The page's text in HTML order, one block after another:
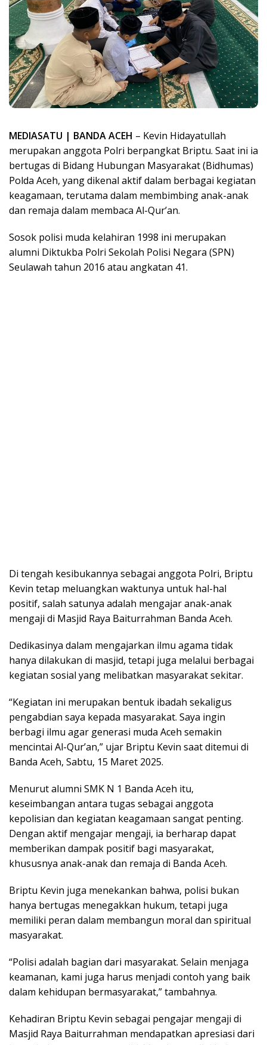
MEDIASATU | BANDA ACEH – Kevin Hidayatullah
merupakan anggota Polri berpangkat Briptu. Saat ini ia
bertugas di Bidang Hubungan Masyarakat (Bidhumas)
Polda Aceh, yang dikenal aktif dalam berbagai kegiatan
keagamaan, terutama dalam membimbing anak-anak
dan remaja dalam membaca Al-Qur’an.
Sosok polisi muda kelahiran 1998 ini merupakan
alumni Diktukba Polri Sekolah Polisi Negara (SPN)
Seulawah tahun 2016 atau angkatan 41.
Di tengah kesibukannya sebagai anggota Polri, Briptu
Kevin tetap meluangkan waktunya untuk hal-hal
positif, salah satunya adalah mengajar anak-anak
mengaji di Masjid Raya Baiturrahman Banda Aceh.
Dedikasinya dalam mengajarkan ilmu agama tidak
hanya dilakukan di masjid, tetapi juga melalui berbagai
kegiatan sosial yang melibatkan masyarakat sekitar.
“Kegiatan ini merupakan bentuk ibadah sekaligus
pengabdian saya kepada masyarakat. Saya ingin
berbagi ilmu agar generasi muda Aceh semakin
mencintai Al-Qur’an,” ujar Briptu Kevin saat ditemui di
Banda Aceh, Sabtu, 15 Maret 2025.
Menurut alumni SMK N 1 Banda Aceh itu,
keseimbangan antara tugas sebagai anggota
kepolisian dan kegiatan keagamaan sangat penting.
Dengan aktif mengajar mengaji, ia berharap dapat
memberikan dampak positif bagi masyarakat,
khususnya anak-anak dan remaja di Banda Aceh.
Briptu Kevin juga menekankan bahwa, polisi bukan
hanya bertugas menegakkan hukum, tetapi juga
memiliki peran dalam membangun moral dan spiritual
masyarakat.
“Polisi adalah bagian dari masyarakat. Selain menjaga
keamanan, kami juga harus menjadi contoh yang baik
dalam kehidupan bermasyarakat,” tambahnya.
Kehadiran Briptu Kevin sebagai pengajar mengaji di
Masjid Raya Baiturrahman mendapatkan apresiasi dari